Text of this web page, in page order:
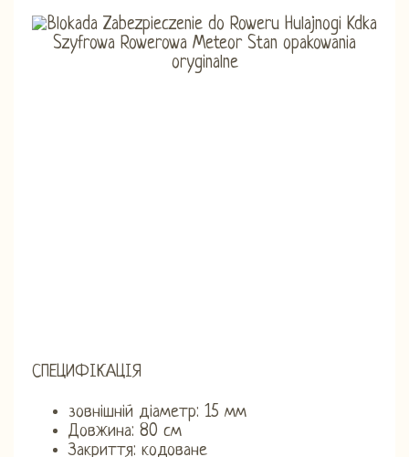
СПЕЦИФІКАЦІЯ
зовнішній діаметр: 15 мм
Довжина: 80 см
Закриття: кодоване